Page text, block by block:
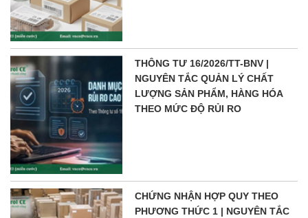
THÔNG TƯ 16/2026/TT-BNV |
NGUYÊN TẮC QUẢN LÝ CHẤT
LƯỢNG SẢN PHẨM, HÀNG HÓA
THEO MỨC ĐỘ RỦI RO
CHỨNG NHẬN HỢP QUY THEO
PHƯƠNG THỨC 1 | NGUYÊN TẮC